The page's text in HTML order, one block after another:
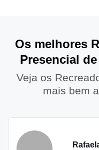
Os melhores
Presencial
Veja os
mais bem